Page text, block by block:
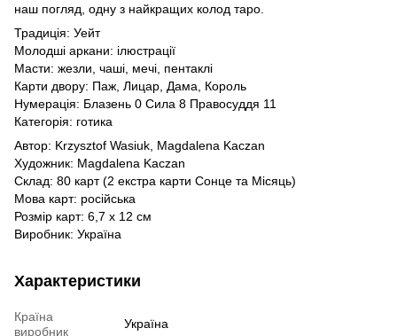
наш погляд, одну з найкращих колод таро.
Традиція: Уейт
Молодші аркани: ілюстрації
Масти: жезли, чаші, мечі, пентаклі
Карти двору: Паж, Лицар, Дама, Король
Нумерація: Блазень 0 Сила 8 Правосуддя 11
Категорія: готика
Автор: Krzysztof Wasiuk, Magdalena Kaczan
Художник: Magdalena Kaczan
Склад: 80 карт (2 екстра карти Сонце та Місяць)
Мова карт: російська
Розмір карт: 6,7 х 12 см
Виробник: Україна
Характеристики
Країна
виробник
Україна